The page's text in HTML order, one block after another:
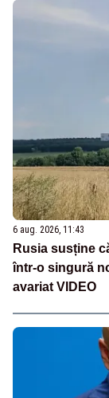
6 aug. 2026, 11:43
Rusia susține
într-o singură
avariat VIDEO